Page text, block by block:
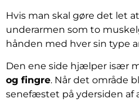
Hvis man skal gøre det let
underarmen som to
hånden med hver sin type
Den ene side hjælper især
og fingre. Når det område
senefæstet på ydersiden af